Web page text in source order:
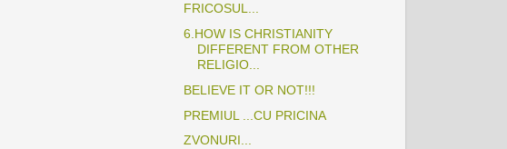
FRICOSUL...
6.HOW IS CHRISTIANITY
DIFFERENT FROM OTHER
RELIGIO...
BELIEVE IT OR NOT!!!
PREMIUL ...CU PRICINA
ZVONURI...